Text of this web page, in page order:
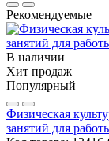
Рекомендуемые
В наличии
Хит продаж
Популярный
Физическая
занятий для